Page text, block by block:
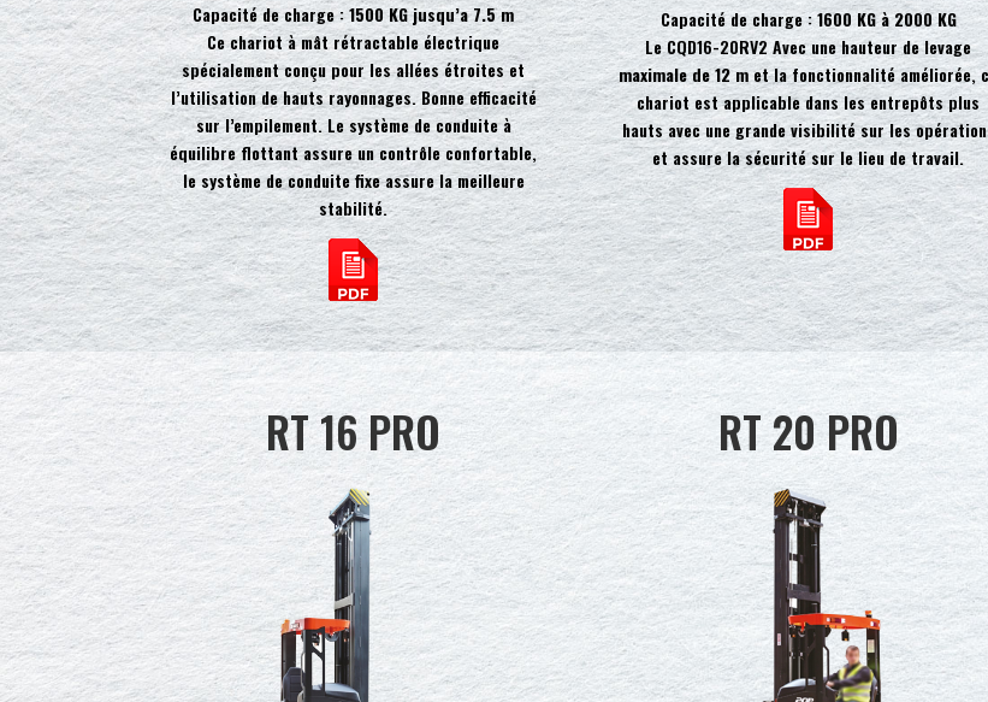
Capacité de charge :1500 KG jusqu’a 7.5 m
Ce chariot à mât rétractable électrique
spécialement conçu pour les allées étroites et
l’utilisation de hauts rayonnages. Bonne efficacité
sur l’empilement. Le système de conduite à
équilibre flottant assure un contrôle confortable,
le système de conduite fixe assure la meilleure
stabilité.
Capacité de charge :1600 KG à 2000 KG
Le CQD16-20RV2Avec une hauteur de levage
maximale de 12 met la fonctionnalité améliorée,
chariot est applicable dans les entrepôts plus
hauts avec une grande visibilité sur les
et assure la sécurité sur le lieu de travail.
RT 16 PRO RT 20 PRO